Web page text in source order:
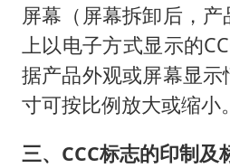
屏幕（屏幕拆卸后，产
上以电子方式显示的
据产品外观或屏幕显示
寸可按比例放大或缩小。
三、CCC标志的印制及